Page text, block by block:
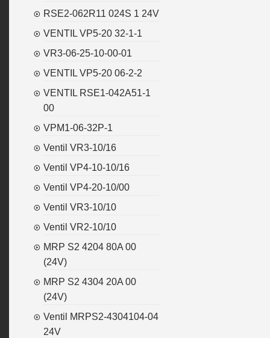
RSE2-062R11 024S 1 24V
VENTIL VP5-20 32-1-1
VR3-06-25-10-00-01
VENTIL VP5-20 06-2-2
VENTIL RSE1-042A51-1
00
VPM1-06-32P-1
Ventil VR3-10/16
Ventil VP4-10-10/16
Ventil VP4-20-10/00
Ventil VR3-10/10
Ventil VR2-10/10
MRP S2 4204 80A 00
(24V)
MRP S2 4304 20A 00
(24V)
Ventil MRPS2-4304104-04
24V